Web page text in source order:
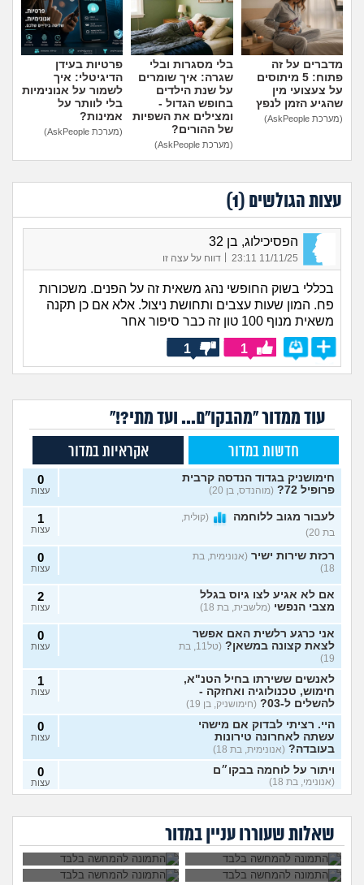
יוקר המחיה
גאווה
מדברים על זה
פתוח: 5 מיתוסים
על צעצועי מין
שהגיע הזמן לנפץ
(מערכת AskPeople)
בלי מסגרות ובלי
שגרה: איך שומרים
על שנת הילדים
בחופש הגדול -
ומצילים את השפיות
של ההורים?
(מערכת AskPeople)
פרטיות בעידן
הדיגיטלי: איך
לשמור על אנונימיות
בלי לוותר על
אמינות?
(מערכת AskPeople)
עצות הגולשים (1
)
הפסיכילוג, בן 32
11/11/25 23:11 דווח על עצה זו
בכללי בשוק החופשי נהג משאית זה על הפנים. משכורות
פח. המון שעות עצבים ותחושת ניצול. אלא אם כן תקנה
משאית מנוף 100 טון זה כבר סיפור אחר
1
1
עוד ממדור "מהבקו"ם... ועד מתי?!"
חדשות במדור אקראיות במדור
חימושניק בגדוד הנדסה קרבית
פרופיל 72?
(מוהנדס, בן 20)
0
עצות
לעבור מגוב ללוחמה
(קולית,
בת 20)
1
עצות
רכזת שירות ישיר (אנונימית, בת
18)
0
עצות
אם לא אגיע לצו גיוס בגלל
מצבי הנפשי (מלשבית, בת 18)
2
עצות
אני כרגע רלשית האם אפשר
לצאת קצונה במשאן?
(טל11, בת
19)
0
עצות
לאנשים ששירתו בחיל הטנ"א,
חימוש, טכנולוגיה ואחזקה -
להשלים ל-03?
(חימושניק, בן 19)
1
עצות
היי. רציתי לבדוק אם מישהי
עשתה לאחרונה טירונות
בעובדה? (אנונימית, בת 18)
0
עצות
ויתור על לוחמה בבקו״ם
(אנונימי, בת 18)
0
עצות
עושים אחרי?
לצאת מהצבא על נפשי (יוני, בן
19)
5
שאלות שעוררו עניין במדור
אני רוצה להתגייס
ימנעו לצאת איתי?
השתחררתי מהצבא
ומתחרטת, אפשר
לחזור לשרת?
החיסונים בבקום, אני
יכולה לוותר?
צבא?